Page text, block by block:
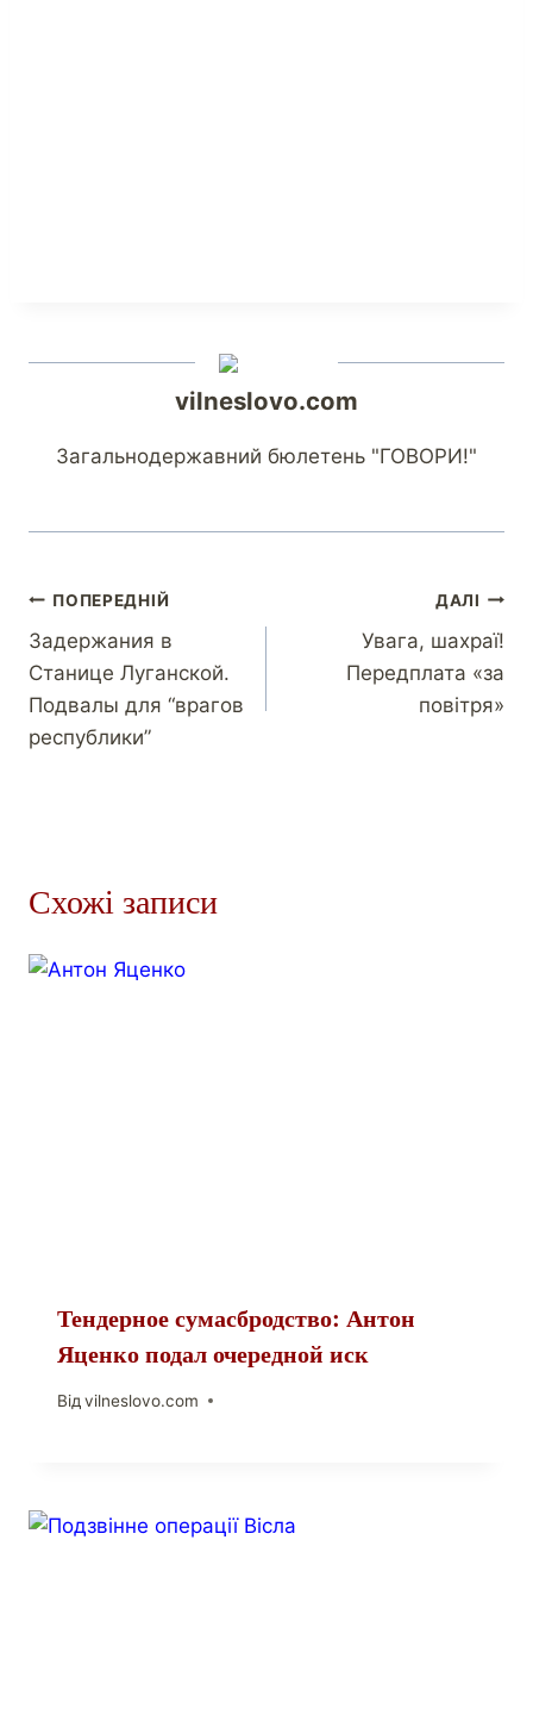
vilneslovo.com
Загальнодержавний бюлетень "ГОВОРИ!"
ПОПЕРЕДНІЙ
Задержания в
Станице Луганской.
Подвалы для “врагов
республики”
ДАЛІ
Увага, шахраї!
Передплата «за
повітря»
Схожі записи
Тендерное сумасбродство: Антон
Яценко подал очередной иск
Від vilneslovo.com